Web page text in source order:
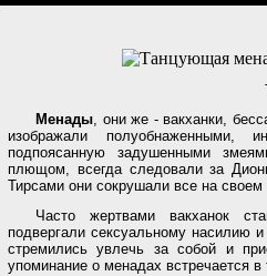
Менады, они же - вакханки,
изображали полуобнаженными,
подпоясанную задушенными
плющом, всегда следовали за
Тирсами они сокрушали все на
Часто жертвами вакханок
подвергали сексуальному
стремились увлечь за собой и
упоминание о менадах встречается